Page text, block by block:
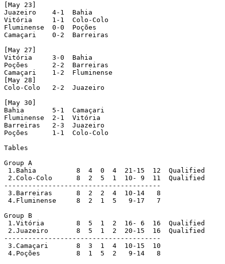
[May 23]
Juazeiro    4-1  Bahia
Vitória     1-1  Colo-Colo
Fluminense  0-0  Poções
Camaçari    0-2  Barreiras
[May 27]
Vitória     3-0  Bahia
Poções      2-2  Barreiras
Camaçari    1-2  Fluminense
[May 28]
Colo-Colo   2-2  Juazeiro
[May 30]
Bahia       5-1  Camaçari
Fluminense  2-1  Vitória
Barreiras   2-3  Juazeiro
Poções      1-1  Colo-Colo
Tables
Group A
1.Bahia          8  4  0  4  21-15  12  Qualified
2.Colo-Colo      8  2  5  1  10- 9  11  Qualified
---------------------------------------
3.Barreiras      8  2  2  4  10-14   8
4.Fluminense     8  2  1  5   9-17   7
Group B
1.Vitória        8  5  1  2  16- 6  16  Qualified
2.Juazeiro       8  5  1  2  20-15  16  Qualified
---------------------------------------
3.Camaçari       8  3  1  4  10-15  10
4.Poções         8  1  5  2   9-14   8